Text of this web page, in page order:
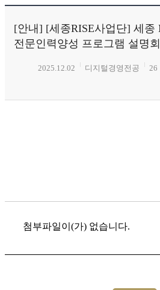
[안내] [세종RISE사업단] 세종
전문인력양성 프로그램 설명
2025.12.02 디지털경영전공 26
첨부파일이(가) 없습니다.